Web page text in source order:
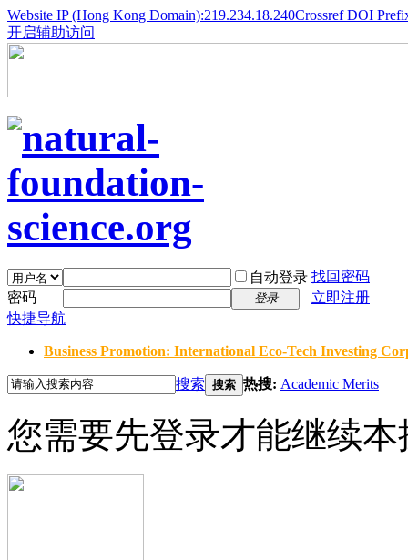
Website IP (Hong Kong Domain):219.234.18.240Crossref DOI
开启辅助访问
自动登录 找回密码
密码
登录
立即注册
快捷导航
Business Promotion: International Eco-Tech Investing
搜索 搜索 热搜: Academic Merits
您需要先登录才能继续本